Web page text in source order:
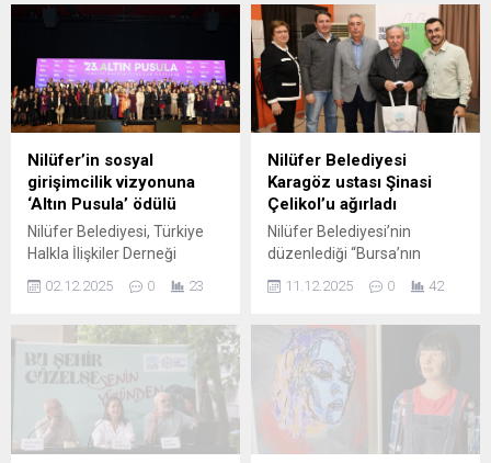
Nilüfer’in sosyal
girişimcilik vizyonuna
‘Altın Pusula’ ödülü
Nilüfer Belediyesi, Türkiye
Halkla İlişkiler Derneği
(TÜHİD) tarafından
düzenlenen 23. Altın Pusula
önemli bir başarıya imza
attı. Nilüfer Belediyesi
Sosyal Girişimcilik Merkezi,
bu yıl ilk kez verilen ‘Yerel
Kalkınma Kategorisi’nde
ödüle layık görüldü. Örnek
02.12.2025 0 23
Nilüfer Belediyesi
Karagöz ustası Şinasi
Çelikol’u ağırladı
Nilüfer Belediyesi’nin
düzenlediği “Bursa’nın
Değerleri” söyleşisine konuk
olan Karagöz ustası Şinasi
nasıl kesiştiğini anlattı.
Karagöz sanatını Bursa’da
yeniden canlandırma ve
yaşatma mücadelesini
aktaran Çelikkol, uluslararası
alanda da tanınması için
11.12.2025 0 42